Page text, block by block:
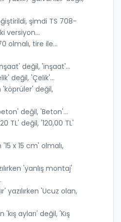
şimdi TS 708-
versiyon...
olmalı, tire ile...
değil, 'inşaat'...
değil, 'Çelik'...
'köprüler' değil,
değil, 'Beton'...
TL' değil, '120,00 TL'
'15 x 15 cm' olmalı,
'yanlış montaj'
yazılırken 'Ucuz olan,
'kış ayları' değil, 'Kış